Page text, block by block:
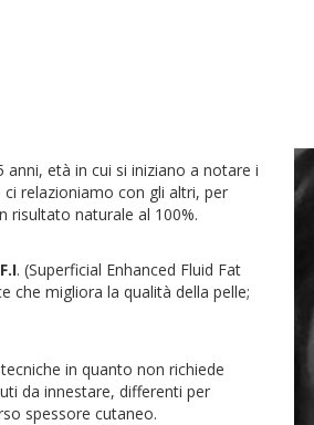
età in cui si iniziano a notare i
relazioniamo con gli altri, per
risultato naturale al 100%.
. (Superficial Enhanced Fluid Fat
che migliora la qualità della pelle;
in quanto non richiede
da innestare, differenti per
spessore cutaneo.